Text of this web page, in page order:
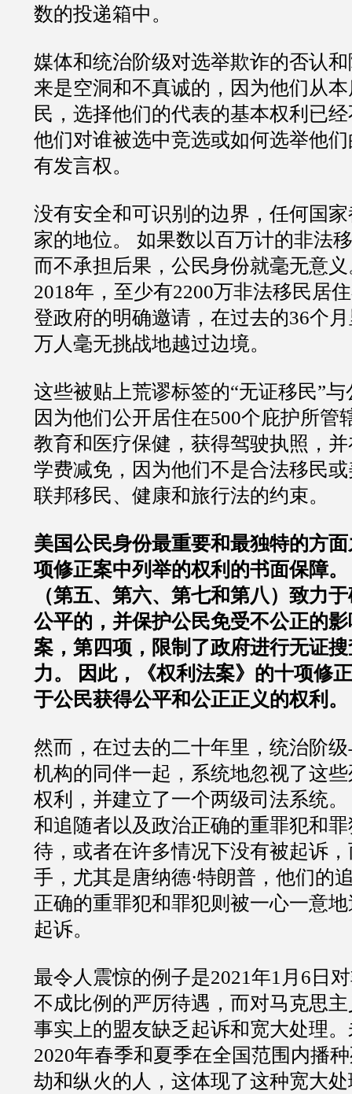
数的投递箱中。
媒体和统治阶级对选举欺诈的否认
来是空洞和不真诚的，因为他们从
民，选择他们的代表的基本权利已
他们对谁被选中竞选或如何选举他
有发言权。
没有安全和可识别的边界，任何国
家的地位。 如果数以百万计的非法
而不承担后果，公民身份就毫无意
2018年，至少有2200万非法移民居
登政府的明确邀请，在过去的36个
万人毫无挑战地越过边境。
这些被贴上荒谬标签的“无证移民”
因为他们公开居住在500个庇护所管
教育和医疗保健，获得驾驶执照，
学费减免，因为他们不是合法移民
联邦移民、健康和旅行法的约束。
美国公民身份最重要和最独特的方
项修正案中列举的权利的书面保障
（第五、第六、第七和第八）致力
公平的，并保护公民免受不公正的
案，第四项，限制了政府进行无证
力。 因此，《权利法案》的十项修
于公民获得公平和公正正义的权利。
然而，在过去的二十年里，统治阶
机构的同伴一起，系统地忽视了这
权利，并建立了一个两级司法系统
和追随者以及政治正确的重罪犯和
待，或者在许多情况下没有被起诉
手，尤其是唐纳德·特朗普，他们的
正确的重罪犯和罪犯则被一心一意
起诉。
最令人震惊的例子是2021年1月6日
不成比例的严厉待遇，而对马克思
事实上的盟友缺乏起诉和宽大处理
2020年春季和夏季在全国范围内播
劫和纵火的人，这体现了这种宽大